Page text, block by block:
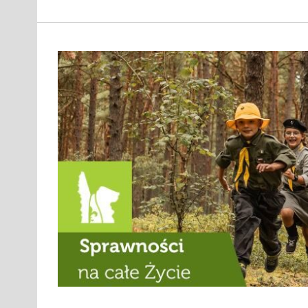
im. Bohaterów Powstań Śląskich | Chorągiew Śląska |